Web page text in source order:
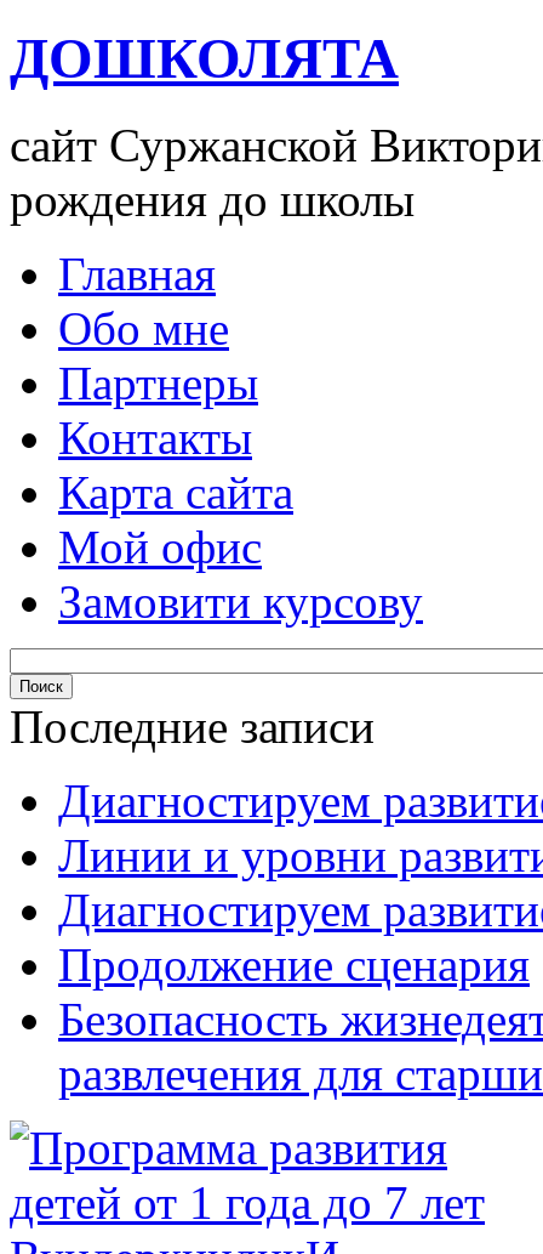
ДОШКОЛЯТА
сайт Суржанской
рождения до школы
Главная
Обо мне
Партнеры
Контакты
Карта сайта
Мой офис
Замовити курсову
Последние записи
Диагностируем
Линии и уровни
Диагностируем
Продолжение сценария
Безопасность
развлечения для